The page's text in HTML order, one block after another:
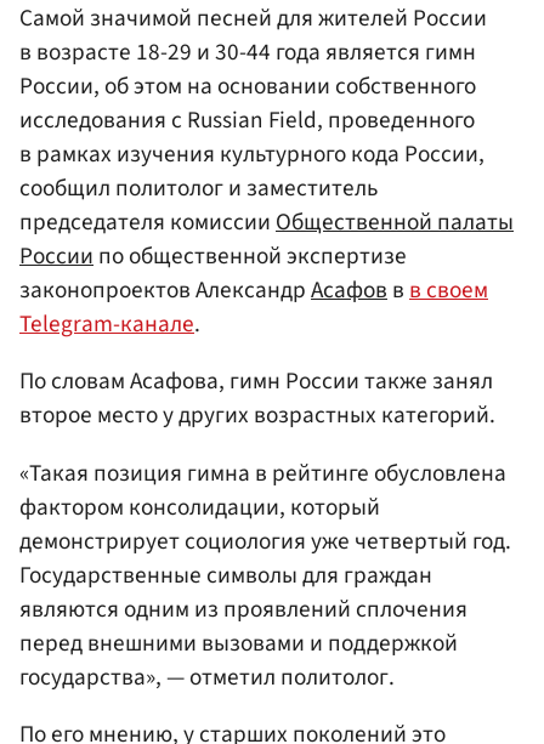
Самой значимой песней для жителей России
в возрасте 18-29 и 30-44 года является гимн
России, об этом на основании собственного
исследования с Russian Field, проведенного
в рамках изучения культурного кода России,
сообщил политолог и заместитель
председателя комиссииОбщественной палаты
Россиипо общественной экспертизе
законопроектов АлександрАсафоввв своем
Telegram-канале.
По словам Асафова, гимн России также занял
второе место у других возрастных категорий.
«Такая позиция гимна в рейтинге обусловлена
фактором консолидации, который
демонстрирует социология уже четвертый год.
Государственные символы для граждан
являются одним из проявлений сплочения
перед внешними вызовами и поддержкой
государства», — отметил политолог.
По его мнению, у старших поколений это